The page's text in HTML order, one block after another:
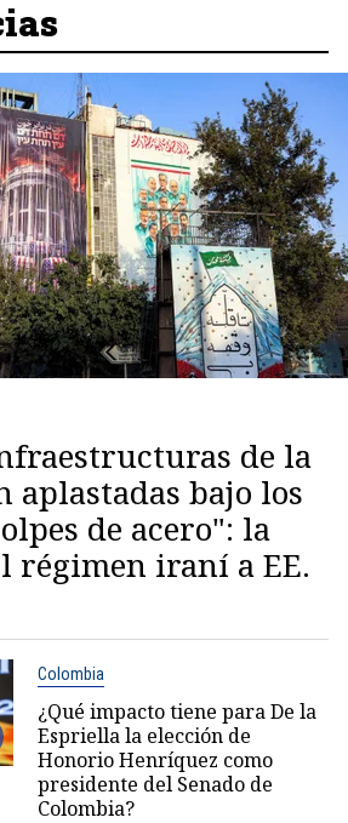
de la
aplastadas bajo los
de acero": la
régimen iraní a EE.
Colombia
¿Qué impacto tiene para De la
Espriella la elección de
Honorio Henríquez como
presidente del Senado de
Colombia?